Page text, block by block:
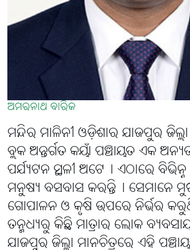
ଅମରନାଥ ବାରିକ
ମନ୍ଦିର ମାଳିନୀ ଓଡ଼ିଶାର ଯାଜପୁର
ବ୍ଲକ ଅନ୍ତର୍ଗତ କୟାଁ ପଞ୍ଚାୟତ ଏକ
ପର୍ଯ୍ୟଟନ ସ୍ଥଳୀ ଅଟେ୤ ଏଠାରେ
ମନୁଷ୍ୟ ବସବାସ କରନ୍ତି୤ ସେମାନେ
ଗୋପାଳନ ଓ କୃଷି ଉପରେ ନିର୍ଭର
ତନ୍ମଧ୍ୟରୁ କିଛି ମାତ୍ରାର ଲୋକ
ଯାଜପୁର ଜିଲ୍ଲା ମାନଚିତ୍ରରେ ଏହି